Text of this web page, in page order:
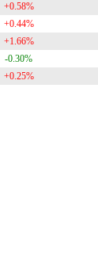
+0.58%
+0.44%
+1.66%
-0.30%
+0.25%